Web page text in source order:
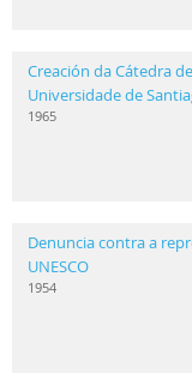
Creación da Cátedra
Universidade de
1965
Denuncia contra a
UNESCO
1954